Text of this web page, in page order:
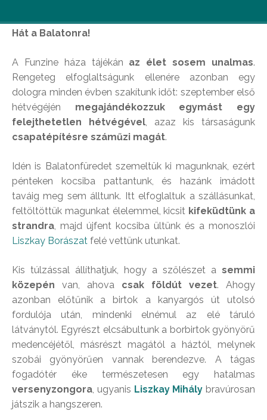
Hát a Balatonra!
A Funzine háza tájékán az élet sosem unalmas.
Rengeteg elfoglaltságunk ellenére azonban egy
dologra minden évben szakítunk időt: szeptember első
hétvégéjén megajándékozzuk egymást egy
felejthetetlen hétvégével, azaz kis társaságunk
csapatépítésre száműzi magát.
Idén is Balatonfüredet szemeltük ki magunknak, ezért
pénteken kocsiba pattantunk, és hazánk imádott
taváig meg sem álltunk. Itt elfoglaltuk a szállásunkat,
feltöltöttük magunkat élelemmel, kicsit kifeküdtünk a
strandra, majd újfent kocsiba ültünk és a monoszlói
Liszkay Borászat felé vettünk utunkat.
Kis túlzással állíthatjuk, hogy a szőlészet a semmi
közepén van, ahova csak földút vezet. Ahogy
azonban előtűnik a birtok a kanyargós út utolsó
fordulója után, mindenki elnémul az elé táruló
látványtól. Egyrészt elcsábultunk a borbirtok gyönyörű
medencéjétől, másrészt magától a háztól, melynek
szobái gyönyörűen vannak berendezve. A tágas
fogadótér éke természetesen egy hatalmas
versenyzongora, ugyanis Liszkay Mihály bravúrosan
játszik a hangszeren.